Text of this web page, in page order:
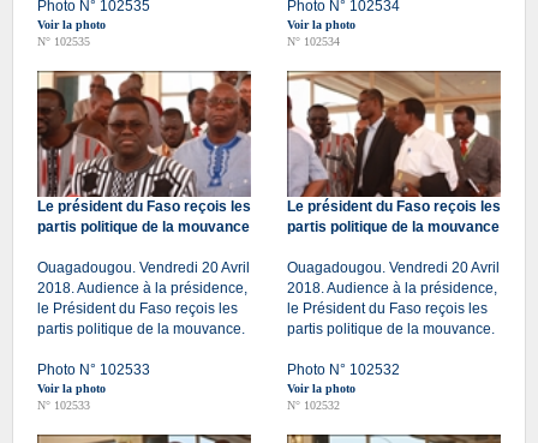
Photo N° 102535
Voir la photo
N° 102535
Photo N° 102534
Voir la photo
N° 102534
Le président du Faso reçois les
partis politique de la mouvance
Ouagadougou. Vendredi 20 Avril
2018. Audience à la présidence,
le Président du Faso reçois les
partis politique de la mouvance.
Photo N° 102533
Voir la photo
N° 102533
Le président du Faso reçois les
partis politique de la mouvance
Ouagadougou. Vendredi 20 Avril
2018. Audience à la présidence,
le Président du Faso reçois les
partis politique de la mouvance.
Photo N° 102532
Voir la photo
N° 102532